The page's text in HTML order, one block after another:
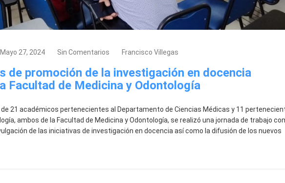
Mayo 27, 2024 Sin Comentarios Francisco Villegas
de promoción de la investigación en docencia
Facultad de Medicina y Odontología
21 académicos pertenecientes al Departamento de Ciencias Médicas y 11
ambos de la Facultad de Medicina y Odontología, se realizó una jornada de trabajo
de las iniciativas de investigación en docencia así como la difusión de los nuevos